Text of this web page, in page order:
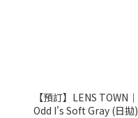
【預訂】LENS TOWN｜
Odd I's Soft Gray (日拋)